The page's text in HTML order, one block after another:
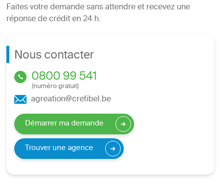
Faites votre demande sans attendre et recevez une
réponse de crédit en 24 h.
Nous contacter
0800 99 541
(numéro gratuit)
agreation@crefibel.be
Démarrer ma demande
Trouver une agence